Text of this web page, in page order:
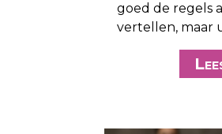
goed de regels
vertellen, maar